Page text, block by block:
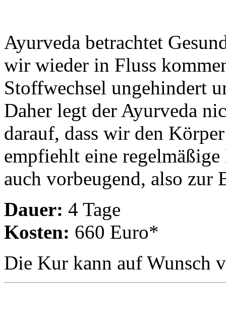
Ayurveda betrachtet
wir wieder in Fluss
Stoffwechsel ungehindert
Daher legt der Ayurveda
darauf, dass wir den
empfiehlt eine
auch vorbeugend, also zur
Dauer: 4 Tage
Kosten: 660 Euro*
Die Kur kann auf Wunsch